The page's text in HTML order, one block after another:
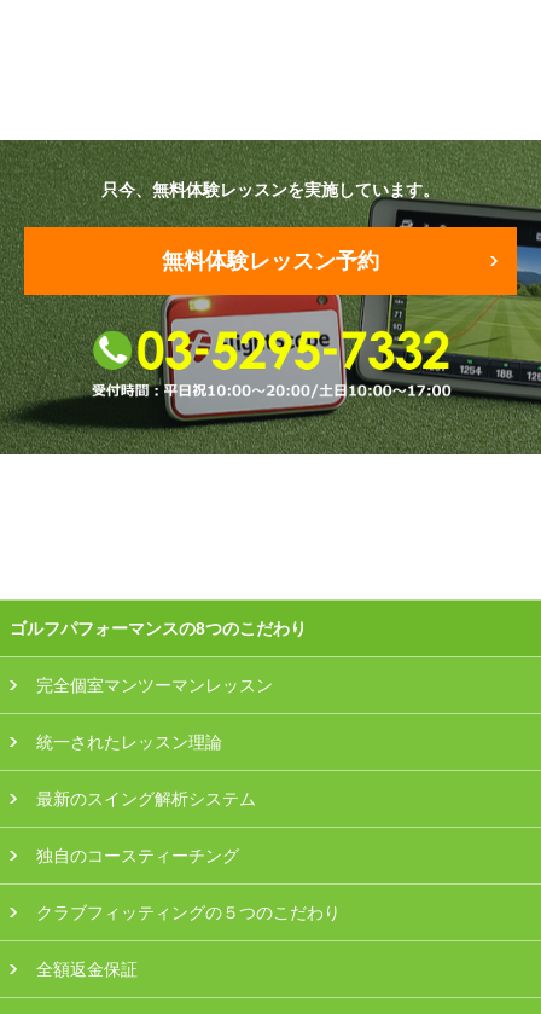
中部（静岡・愛知）
受講生の声
よくある質問
採用情報
只今、無料体験レッスンを実施しています。
無料体験レッスン予約
ゴルフパフォーマンスの8つのこだわり
完全個室マンツーマンレッスン
統一されたレッスン理論
最新のスイング解析システム
独自のコースティーチング
クラブフィッティングの５つのこだわり
全額返金保証